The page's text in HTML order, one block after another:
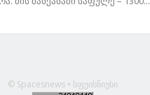
© Spacesnews • სფეისნიუსი